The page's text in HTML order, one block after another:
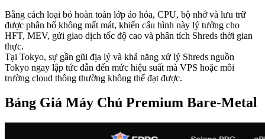
Bằng cách loại bỏ hoàn toàn lớp ảo hóa, CPU, bộ nhớ và lưu trữ
được phân bổ không mất mát, khiến cấu hình này lý tưởng cho
HFT, MEV, gửi giao dịch tốc độ cao và phân tích Shreds thời gian
thực.
Tại Tokyo, sự gần gũi địa lý và khả năng xử lý Shreds nguồn
Tokyo ngay lập tức dẫn đến mức hiệu suất mà VPS hoặc môi
trường cloud thông thường không thể đạt được.
Bảng Giá Máy Chủ Premium Bare-Metal